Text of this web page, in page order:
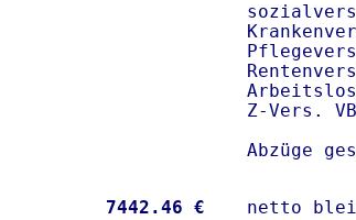
Z-Vers.
Abzüge
7442.46 € netto